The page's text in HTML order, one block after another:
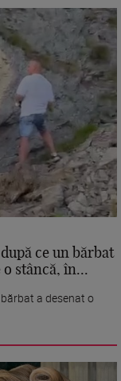
ce un bărbat
o stâncă, în...
a desenat o